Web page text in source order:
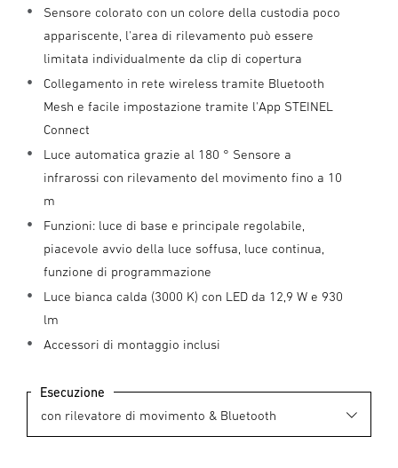
Sensore colorato con un colore della custodia poco
appariscente, l'area di rilevamento può essere
limitata individualmente da clip di copertura
Collegamento in rete wireless tramite Bluetooth
Mesh e facile impostazione tramite l'App STEINEL
Connect
Luce automatica grazie al 180 ° Sensore a
infrarossi con rilevamento del movimento fino a 10
m
Funzioni: luce di base e principale regolabile,
piacevole avvio della luce soffusa, luce continua,
funzione di programmazione
Luce bianca calda (3000 K) con LED da 12,9 W e 930
lm
Accessori di montaggio inclusi
Esecuzione